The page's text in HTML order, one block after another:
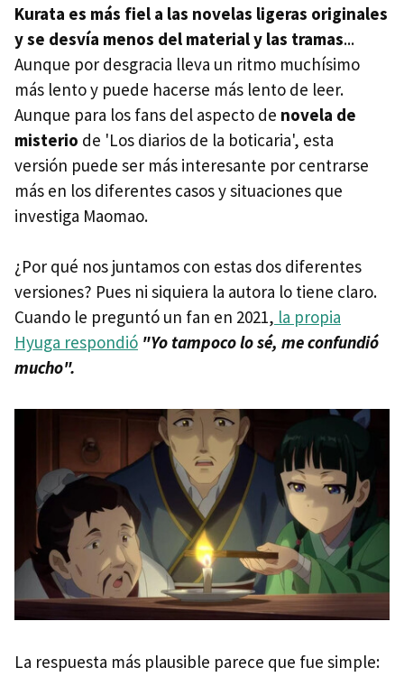
Kurata es más fiel a las novelas ligeras originales
y se desvía menos del material y las tramas...
Aunque por desgracia lleva un ritmo muchísimo
más lento y puede hacerse más lento de leer.
Aunque para los fans del aspecto de novela de
misterio de 'Los diarios de la boticaria', esta
versión puede ser más interesante por centrarse
más en los diferentes casos y situaciones que
investiga Maomao.
¿Por qué nos juntamos con estas dos diferentes
versiones? Pues ni siquiera la autora lo tiene claro.
Cuando le preguntó un fan en 2021, la propia
Hyuga respondió "Yo tampoco lo sé, me confundió
mucho".
La respuesta más plausible parece que fue simple: